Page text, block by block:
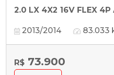
2.0 LX 4X2 16V FLEX 4P
2013/2014 83.033
R$ 73.900